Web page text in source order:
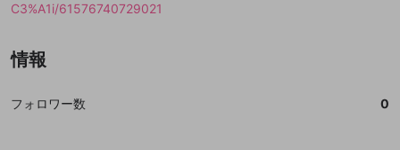
C3%A1i/61576740729021
情報
フォロワー数 0